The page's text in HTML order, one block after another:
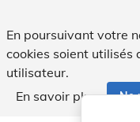
En poursuivant votre
cookies soient utilisés
utilisateur.
En savoir plus
Ne